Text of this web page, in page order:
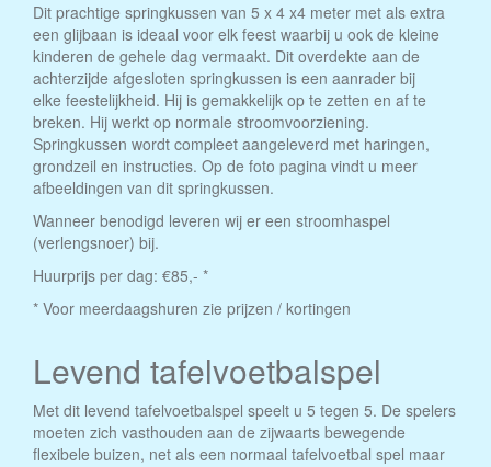
Dit prachtige springkussen van 5 x 4 x4 meter met als extra
een glijbaan is ideaal voor elk feest waarbij u ook de kleine
kinderen de gehele dag vermaakt. Dit overdekte aan de
achterzijde afgesloten springkussen is een aanrader bij
elke feestelijkheid. Hij is gemakkelijk op te zetten en af te
breken. Hij werkt op normale stroomvoorziening.
Springkussen wordt compleet aangeleverd met haringen,
grondzeil en instructies. Op de foto pagina vindt u meer
afbeeldingen van dit springkussen.
Wanneer benodigd leveren wij er een stroomhaspel
(verlengsnoer) bij.
Huurprijs per dag: €85,- *
* Voor meerdaagshuren zie prijzen / kortingen
Levend tafelvoetbalspel
Met dit levend tafelvoetbalspel speelt u 5 tegen 5. De spelers
moeten zich vasthouden aan de zijwaarts bewegende
flexibele buizen, net als een normaal tafelvoetbal spel maar